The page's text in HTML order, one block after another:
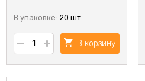
В упаковке: 20 шт.
В корзину